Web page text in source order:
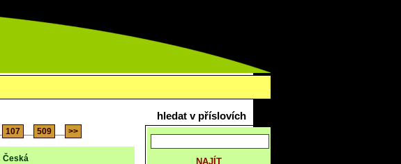
107 509 >>
Česká
hledat v příslovích